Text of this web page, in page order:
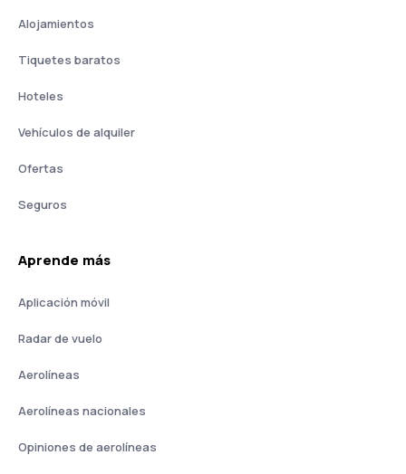
Alojamientos
Tiquetes baratos
Hoteles
Vehículos de alquiler
Ofertas
Seguros
Aprende más
Aplicación móvil
Radar de vuelo
Aerolíneas
Aerolíneas nacionales
Opiniones de aerolíneas